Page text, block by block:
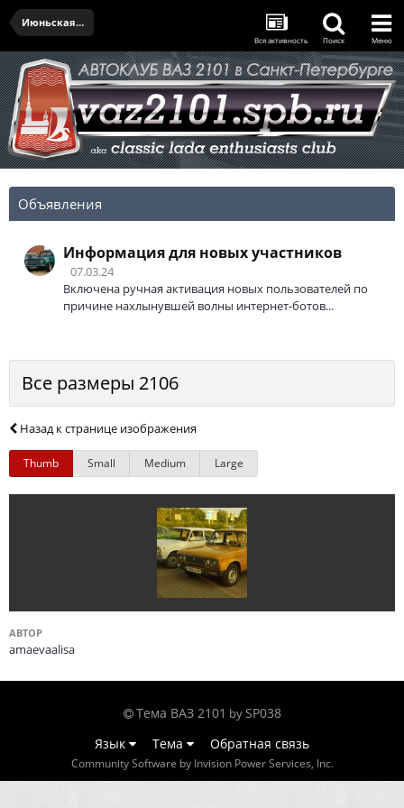
Июньская встреча - 29.06.2023
Вся активность Поиск Меню
Объявления
Информация для новых участников
07.03.24
Включена ручная активация новых пользователей по
причине нахлынувшей волны интернет-ботов...
Все размеры 2106
Назад к странице изображения
Thumb Small Medium Large
АВТОР
amaevaalisa
Тема ВАЗ 2101 by SP038
Язык
Тема Обратная связь
Community Software by Invision Power Services, Inc.